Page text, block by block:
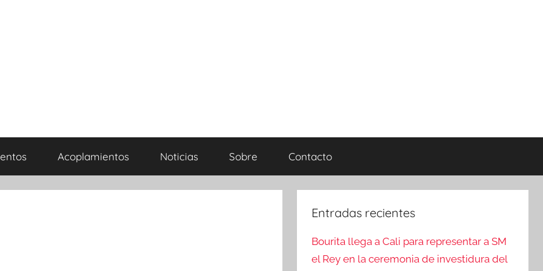
Acoplamientos Noticias Sobre Contacto
Entradas recientes
Bourita llega a Cali para representar a SM
el Rey en la ceremonia de investidura del